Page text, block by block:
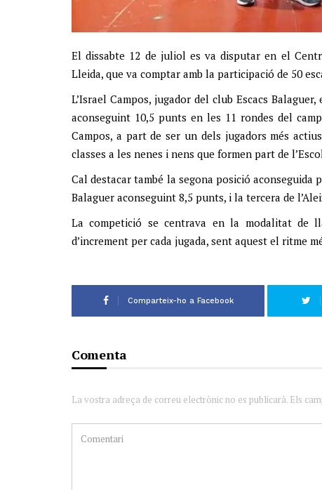
El dissabte 12 de juliol es va disputar en el
Lleida, que va comptar amb la participació de 50
L’Israel Campos, jugador del club Escacs
aconseguint 10,5 punts en les 11 rondes del
Campos, a part de ser un dels jugadors més
classes a les nenes i nens que formen part de
Cal destacar també la segona posició aconseguida
Balaguer aconseguint 8,5 punts, i la tercera de
La competició se centrava en la modalitat de
d’increment per cada jugada, sent aquest el ritme
Comparteix-ho a Facebook
Comenta
La vostra adreça de correu electrònic no es publicarà. Els